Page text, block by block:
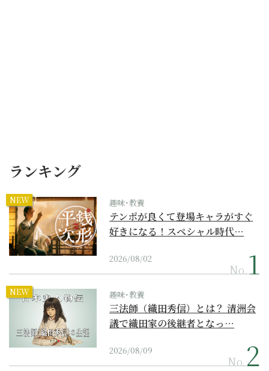
ランキング
NEW 趣味･教養
テンポが良くて登場キャラがすぐ
好きになる！スペシャル時代…
2026/08/02
No.
NEW 趣味･教養
三法師（織田秀信）とは？ 清洲会
議で織田家の後継者となっ…
2026/08/09
No.